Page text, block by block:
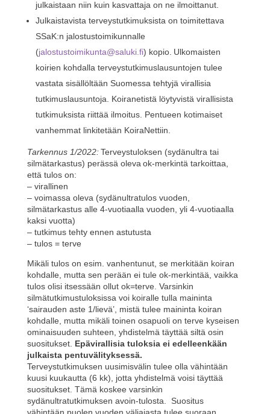
julkaistaan niin kuin kasvattaja on ne ilmoittanut.
Julkaistavista terveystutkimuksista on toimitettava
SSaK:n jalostustoimikunnalle
(jalostustoimikunta@saluki.fi) kopio. Ulkomaisten
koirien kohdalla terveystutkimuslausuntojen tulee
vastata sisällöltään Suomessa tehtyjä virallisia
tutkimuslausuntoja. Koiranetistä löytyvistä virallisista
tutkimuksista riittää ilmoitus. Pentueen kotimaiset
vanhemmat linkitetään KoiraNettiin.
Tarkennus 1/2022:Terveystuloksen (sydänultra tai
silmätarkastus) perässä oleva ok-merkintä tarkoittaa,
että tulos on:
– virallinen
– voimassa oleva (sydänultratulos vuoden,
silmätarkastus alle 4-vuotiaalla vuoden, yli 4-vuotiaalla
kaksi vuotta)
– tutkimus tehty ennen astutusta
– tulos = terve
Mikäli tulos on esim. vanhentunut, se merkitään koiran
kohdalle, mutta sen perään ei tule ok-merkintää, vaikka
tulos olisi itsessään ollut ok=terve. Varsinkin
silmätutkimustuloksissa voi koiralle tulla maininta
‘sairauden aste 1/lievä’, mistä tulee maininta koiran
kohdalle, mutta mikäli toinen osapuoli on terve kyseisen
ominaisuuden suhteen, yhdistelmä täyttää siltä osin
suositukset. Epävirallisia tuloksia ei edelleenkään
julkaista pentuvälityksessä.
Terveystutkimuksen uusimisvälin tulee olla vähintään
kuusi kuukautta (6 kk), jotta yhdistelmä voisi täyttää
suositukset. Tämä koskee varsinkin
sydänultratutkimuksen avoin-tulosta. Suositus
vähintään puolen vuoden väliajasta tulee suoraan